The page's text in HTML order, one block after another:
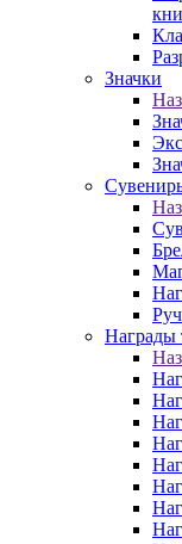
Значки
Награды